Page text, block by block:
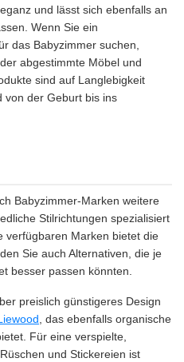
und lässt sich ebenfalls an
Wenn Sie ein
das Babyzimmer suchen,
abgestimmte Möbel und
sind auf Langlebigkeit
von der Geburt bis ins
Babyzimmer-Marken weitere
Stilrichtungen spezialisiert
verfügbaren Marken bietet die
Sie auch Alternativen, die je
besser passen könnten.
preislich günstigeres Design
, das ebenfalls organische
Für eine verspielte,
und Stickereien ist